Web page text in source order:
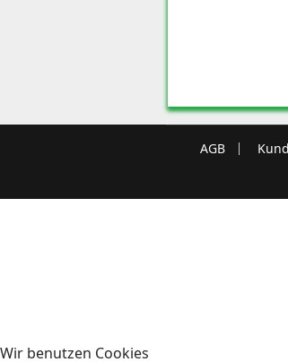
AGB
Wir benutzen Cookies